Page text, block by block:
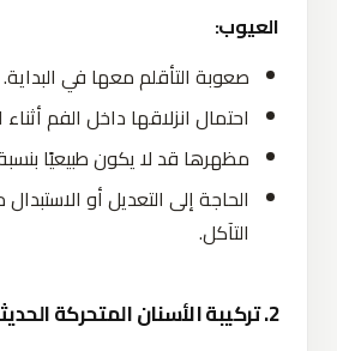
العيوب:
صعوبة التأقلم معها في البداية.
احتمال انزلاقها داخل الفم
مظهرها قد لا يكون طبيعيًا بنسبة
الحاجة إلى التعديل أو
التآكل.
2. تركيبة الأسنان المتحركة الحديثة